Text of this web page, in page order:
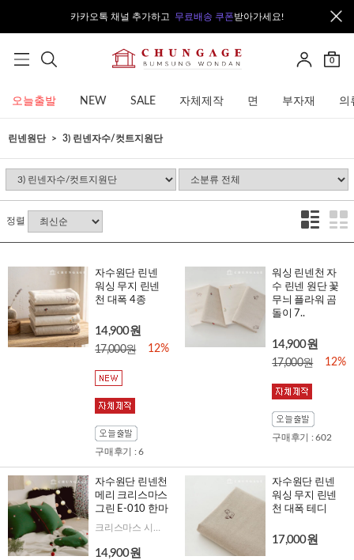
카카오톡 채널 추가하고 무료배송 쿠폰받아가세요!
0
오늘출발 NEW SALE 자체제작 면 부자재 의
린넨원단 3) 린넨자수/컷트지원단
정렬
자수원단 린넨
워싱 무지 린넨
천 대폭 4종
14,900원
17,000원 12%
구매후기 : 6
워싱 린넨천 자
수 린넨 원단 꽃
무늬 플라워 곰
돌이 7..
14,900원
17,000원 12%
구매후기 : 602
자수원단 린넨천
메리 크리스마스
그린 E-010 한마
14,900원
자수원단 린넨
워싱 무지 린넨
천 대폭 테디
17,000원